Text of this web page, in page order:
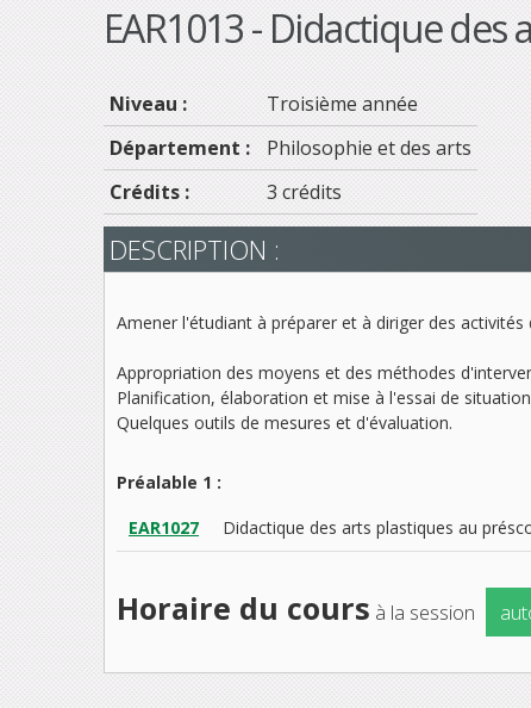
EAR1013 - Didactique
Niveau :
Troisième année
Département :
Philosophie et des arts
Crédits :
3 crédits
DESCRIPTION :
Amener l'étudiant à préparer et à diriger des
Appropriation des moyens et des méthodes
Planification, élaboration et mise à l'essai de
Quelques outils de mesures et d'évaluation.
Préalable 1 :
EAR1027
Didactique des arts plastiques au
Horaire du cours à la session